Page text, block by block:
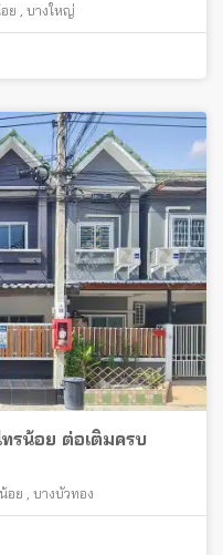
ย บางใหญ่
รน้อย ต่อเติมครบ
อย บางบัวทอง